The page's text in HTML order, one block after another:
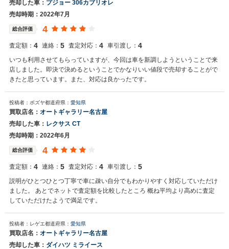
売却した車： プジョー 306カブリオレ
売却時期：2022年7月
総合評価 4
査定額： 4 連絡： 5 査定対応： 4 車引渡し： 4
いつも利用させてもらっていますが、今回は車を新調しようということで来
店しました。即決で決めるということでかなりいい値段で売却することがで
きたと思っています。また、対応は良かったです。
投稿者：ボズヤ都道府県： 愛知県
買取店名： オートギャラリー名古屋
売却した車： レクサス CT
売却時期：2022年6月
総合評価 4
査定額： 4 連絡： 5 査定対応： 4 車引渡し： 5
説明がひとつひとつ丁寧で車に疎い自分でもわかりやすく対応していただけ
ました。 あとでネットで査定額を比較したところ 概ね平均より高めに査定
していただけたようで満足です。
投稿者：レゲエ都道府県： 愛知県
買取店名： オートギャラリー名古屋
売却した車： ダイハツ ミライース